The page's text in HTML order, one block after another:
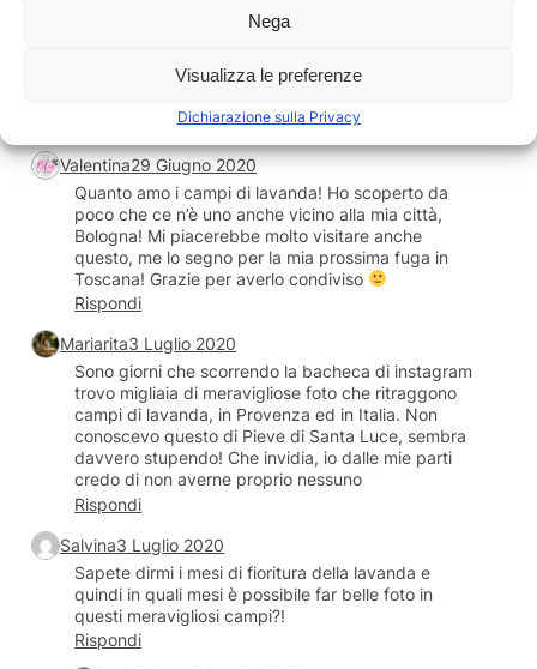
Nega
Visualizza le preferenze
Dichiarazione sulla Privacy
Valentina29 Giugno 2020
Quanto amo i campi di lavanda! Ho scoperto da
poco che ce n’è uno anche vicino alla mia città,
Bologna! Mi piacerebbe molto visitare anche
questo, me lo segno per la mia prossima fuga in
Toscana! Grazie per averlo condiviso
Rispondi
Mariarita3 Luglio 2020
Sono giorni che scorrendo la bacheca di instagram
trovo migliaia di meravigliose foto che ritraggono
campi di lavanda, in Provenza ed in Italia. Non
conoscevo questo di Pieve di Santa Luce, sembra
davvero stupendo! Che invidia, io dalle mie parti
credo di non averne proprio nessuno
Rispondi
Salvina3 Luglio 2020
Sapete dirmi i mesi di fioritura della lavanda e
quindi in quali mesi è possibile far belle foto in
questi meravigliosi campi?!
Rispondi